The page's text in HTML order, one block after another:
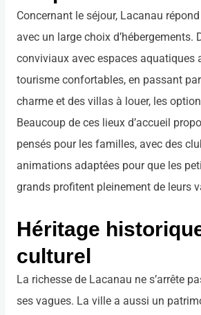
Concernant le séjour, Lacanau
avec un large choix d’hébergements.
conviviaux avec espaces aquatiques
tourisme confortables, en passant
charme et des villas à louer, les
Beaucoup de ces lieux d’accueil
pensés pour les familles, avec des
animations adaptées pour que les
grands profitent pleinement de leurs
Héritage
culturel
La richesse de Lacanau ne s’arrête
ses vagues. La ville a aussi un